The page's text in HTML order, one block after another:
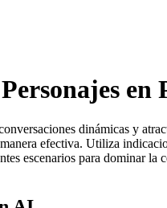
en
dinámicas y
efectiva. Utiliza
escenarios para dominar